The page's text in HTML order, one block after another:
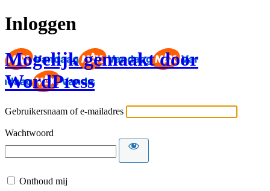
Inloggen
Mogelijk gemaakt door
WordPress
Gebruikersnaam of e-mailadres
Wachtwoord
Onthoud mij